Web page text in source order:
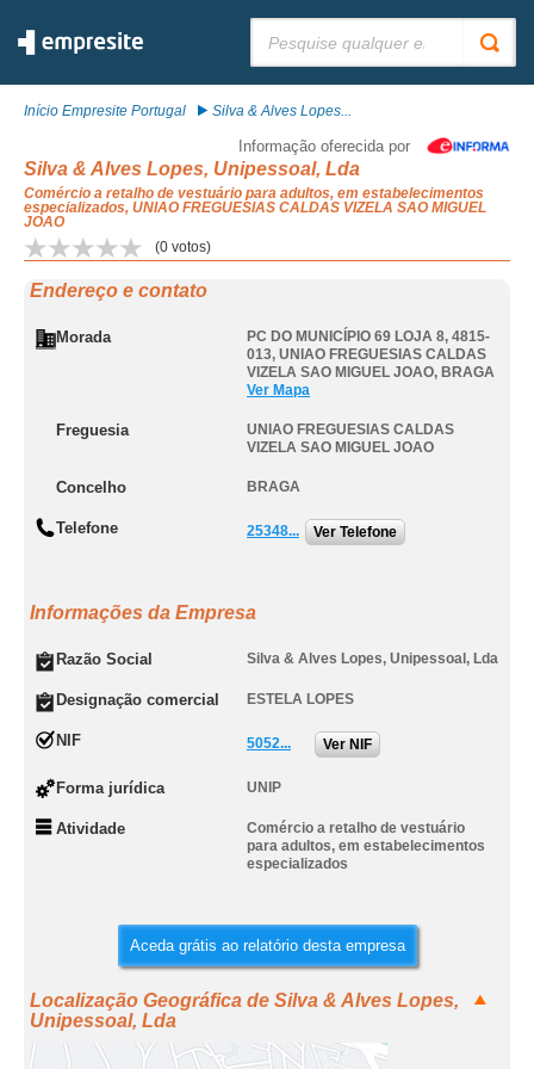
Início Empresite Portugal Silva & Alves Lopes...
Informação oferecida por
Silva & Alves Lopes, Unipessoal, Lda
Comércio a retalho de vestuário para adultos, em estabelecimentos
especializados, UNIAO FREGUESIAS CALDAS VIZELA SAO MIGUEL
JOAO
(0 votos)
Endereço e contato
Morada
PC DO MUNICÍPIO 69 LOJA 8, 4815-
013, UNIAO FREGUESIAS CALDAS
VIZELA SAO MIGUEL JOAO, BRAGA
Ver Mapa
Freguesia
UNIAO FREGUESIAS CALDAS
VIZELA SAO MIGUEL JOAO
Concelho BRAGA
Telefone 25348... Ver Telefone
Informações da Empresa
Razão Social Silva & Alves Lopes, Unipessoal, Lda
Designação comercial ESTELA LOPES
NIF 5052... Ver NIF
Forma jurídica UNIP
Atividade
Comércio a retalho de vestuário
para adultos, em estabelecimentos
especializados
Aceda grátis ao relatório desta empresa
Localização Geográfica de Silva & Alves Lopes,
Unipessoal, Lda